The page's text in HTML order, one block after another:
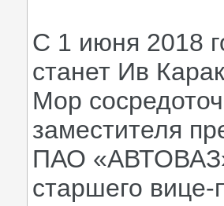
С 1 июня 2018
станет Ив
Мор
заместителя
ПАО
старшего